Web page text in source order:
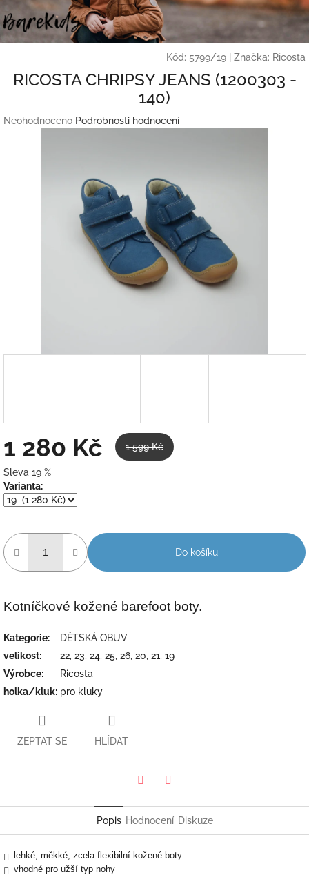
Přejít
na
obsah
Kód: 5799/19 Značka: Ricosta
RICOSTA CHRIPSY JEANS (1200303 -
140)
Průměrné
Neohodnoceno Podrobnosti hodnocení
1 280 Kč 1 599 Kč
Sleva 19 %
Měrná
cena:
Varianta:
Do košíku
Kotníčkové kožené barefoot boty.
Kategorie:
DĚTSKÁ OBUV
velikost:
22, 23, 24, 25, 26, 20, 21, 19
Výrobce:
Ricosta
holka/kluk: pro kluky
ZEPTAT SE HLÍDAT
Popis Hodnocení Diskuze
lehké, měkké, zcela flexibilní kožené boty
vhodné pro užší typ nohy